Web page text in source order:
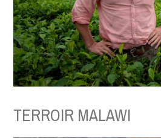
TERROIR MALAWI